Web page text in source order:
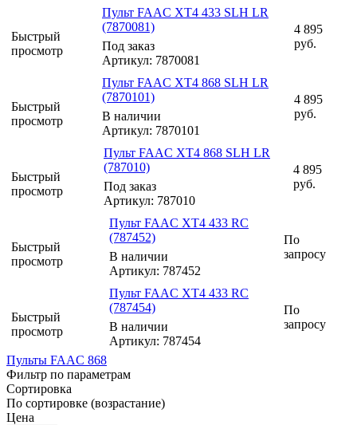
Быстрый
просмотр
Пульт FAAC XT4 433 SLH LR
(7870081)
Под заказ
Артикул: 7870081
4 895
руб.
Быстрый
просмотр
Пульт FAAC XT4 868 SLH LR
(7870101)
В наличии
Артикул: 7870101
4 895
руб.
Быстрый
просмотр
Пульт FAAC XT4 868 SLH LR
(787010)
Под заказ
Артикул: 787010
4 895
руб.
Быстрый
просмотр
Пульт FAAC XT4 433 RC
(787452)
В наличии
Артикул: 787452
По
запросу
Быстрый
просмотр
Пульт FAAC XT4 433 RC
(787454)
В наличии
Артикул: 787454
По
запросу
Пульты FAAC 868
Фильтр по параметрам
Сортировка
По сортировке (возрастание)
Цена